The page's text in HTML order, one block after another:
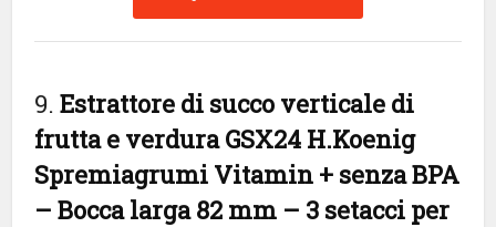
9.Estrattore di succo verticale di
frutta e verdura GSX24 H.Koenig
Spremiagrumi Vitamin + senza BPA
– Bocca larga 82 mm – 3 setacci per